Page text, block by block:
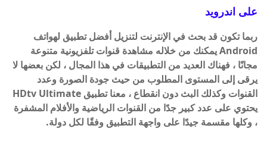
على اندرويد
ربما تكون قد بحث في الإنترنت لتنزيل أفضل تطبيق لهواتف
Android يمكنك من خلاله مشاهدة قنوات تلفزيونية متنوعة
مجانًا ، فهناك العديد من التطبيقات في هذا المجال ، لكن بعضها لا
يرقى إلى المستوى المطلوب من حيث جودة الصورة وعدد
القنوات وكذلك البث دون انقطاع ، معنا تطبيق HDtv Ultimate
يحتوي على عدد كبير جدًا من القنوات الرياضية والأفلام المشفرة
، وكلها مقسمة جيدًا على واجهة التطبيق وفقًا لكل دولة.